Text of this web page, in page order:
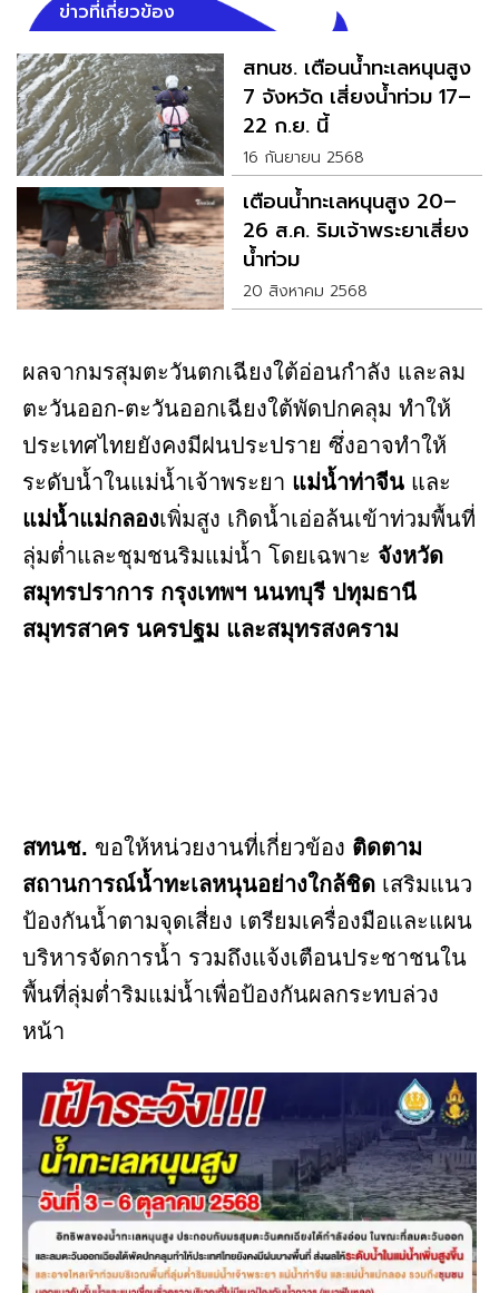
ข่าวที่เกี่ยวข้อง
สทนช. เตือนน้ำทะเลหนุนสูง
7 จังหวัด เสี่ยงน้ำท่วม 17–
22 ก.ย. นี้
16 กันยายน 2568
เตือนน้ำทะเลหนุนสูง 20–
26 ส.ค. ริมเจ้าพระยาเสี่ยง
น้ำท่วม
20 สิงหาคม 2568
ผลจากมรสุมตะวันตกเฉียงใต้อ่อนกำลัง และลม
ตะวันออก-ตะวันออกเฉียงใต้พัดปกคลุม ทำให้
ประเทศไทยยังคงมีฝนประปราย ซึ่งอาจทำให้
ระดับน้ำในแม่น้ำเจ้าพระยา แม่น้ำท่าจีน และ
แม่น้ำแม่กลองเพิ่มสูง เกิดน้ำเอ่อล้นเข้าท่วมพื้นที่
ลุ่มต่ำและชุมชนริมแม่น้ำ โดยเฉพาะ จังหวัด
สมุทรปราการ กรุงเทพฯ นนทบุรี ปทุมธานี
สมุทรสาคร นครปฐม และสมุทรสงคราม
สทนช. ขอให้หน่วยงานที่เกี่ยวข้อง ติดตาม
สถานการณ์น้ำทะเลหนุนอย่างใกล้ชิด เสริมแนว
ป้องกันน้ำตามจุดเสี่ยง เตรียมเครื่องมือและแผน
บริหารจัดการน้ำ รวมถึงแจ้งเตือนประชาชนใน
พื้นที่ลุ่มต่ำริมแม่น้ำเพื่อป้องกันผลกระทบล่วง
หน้า